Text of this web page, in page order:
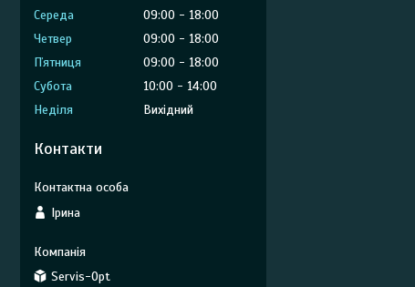
Середа
09:00
18:00
Четвер
09:00
18:00
Пʼятниця
09:00
18:00
Субота
10:00
14:00
Неділя
Вихідний
Контакти
Ірина
Servis-Opt